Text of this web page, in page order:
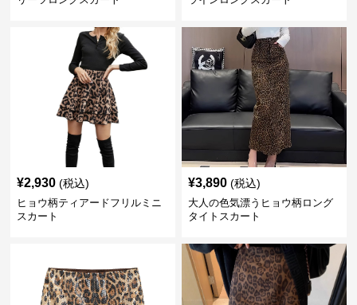
¥2,930 (税込)
ヒョウ柄ティアードフリルミニ
スカート
¥3,890 (税込)
大人の色気漂うヒョウ柄ロング
タイトスカート